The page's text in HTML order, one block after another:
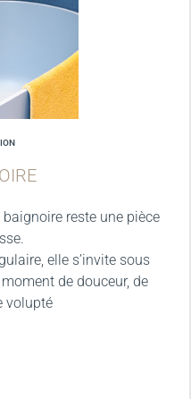
reste une pièce
elle s’invite sous
de douceur, de
volupté